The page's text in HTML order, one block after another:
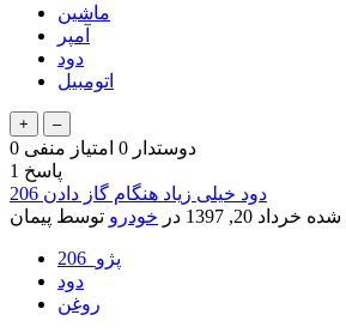
ماشین
آمپر
دود
اتومبیل
0 دوستدار 0 امتیاز منفی
1 پاسخ
دود خیلی زیاد هنگام گاز دادن 206
شده خرداد 20, 1397 در خودرو توسط پیمان
پژو_206
دود
روغن